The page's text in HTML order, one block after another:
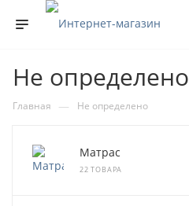
Не определено
Главная — Не определено
Матрас
22 ТОВАРА